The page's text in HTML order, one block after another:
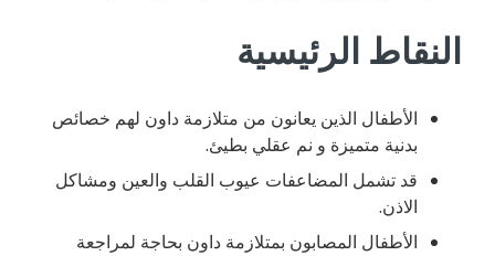
النقاط الرئيسية
الأطفال الذين يعانون من متلازمة داون لهم خصائص
بدنية متميزة و نم عقلي بطيئ.
قد تشمل المضاعفات عيوب القلب والعين ومشاكل
الاذن.
الأطفال المصابون بمتلازمة داون بحاجة لمراجعة